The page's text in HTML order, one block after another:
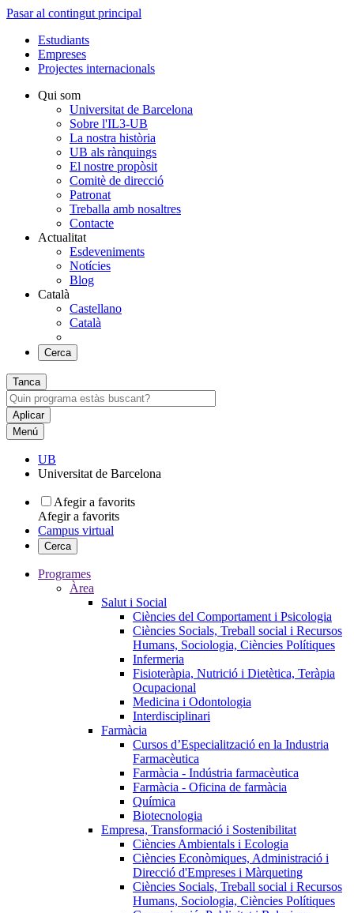
Pasar al contingut principal
Estudiants
Empreses
Projectes internacionals
Qui som
Universitat de Barcelona
Sobre l'IL3-UB
La nostra història
UB als rànquings
El nostre propòsit
Comitè de direcció
Patronat
Treballa amb nosaltres
Contacte
Actualitat
Esdeveniments
Notícies
Blog
Català
Castellano
Català
Cerca
Tanca
Menú
UB
Universitat de Barcelona
Afegir a favorits
Afegir a favorits
Campus virtual
Cerca
Programes
Àrea
Salut i Social
Ciències del Comportament i Psicologia
Ciències Socials, Treball social i Recursos
Humans, Sociologia, Ciències Polítiques
Infermeria
Fisioteràpia, Nutrició i Dietètica, Teràpia
Ocupacional
Medicina i Odontologia
Interdisciplinari
Farmàcia
Cursos d’Especialització en la Industria
Farmacèutica
Farmàcia - Indústria farmacèutica
Farmàcia - Oficina de farmàcia
Química
Biotecnologia
Empresa, Transformació i Sostenibilitat
Ciències Ambientals i Ecologia
Ciències Econòmiques, Administració i
Direcció d'Empreses i Màrqueting
Ciències Socials, Treball social i Recursos
Humans, Sociologia, Ciències Polítiques